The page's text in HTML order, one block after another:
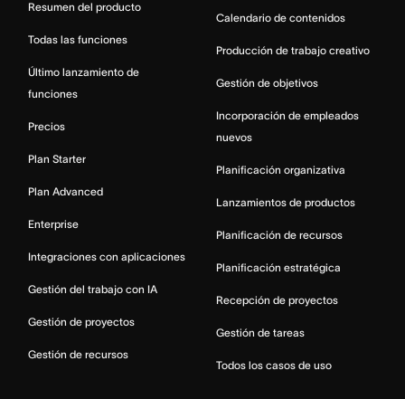
Resumen del producto
Todas las funciones
Último lanzamiento de
funciones
Precios
Plan Starter
Plan Advanced
Enterprise
Integraciones con aplicaciones
Gestión del trabajo con IA
Gestión de proyectos
Gestión de recursos
Calendario de contenidos
Producción de trabajo creativo
Gestión de objetivos
Incorporación de empleados
nuevos
Planificación organizativa
Lanzamientos de productos
Planificación de recursos
Planificación estratégica
Recepción de proyectos
Gestión de tareas
Todos los casos de uso